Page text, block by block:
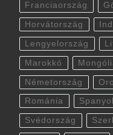
Franciaország
Horvátország
Lengyelország
Marokkó
Németország
Románia
Svédország